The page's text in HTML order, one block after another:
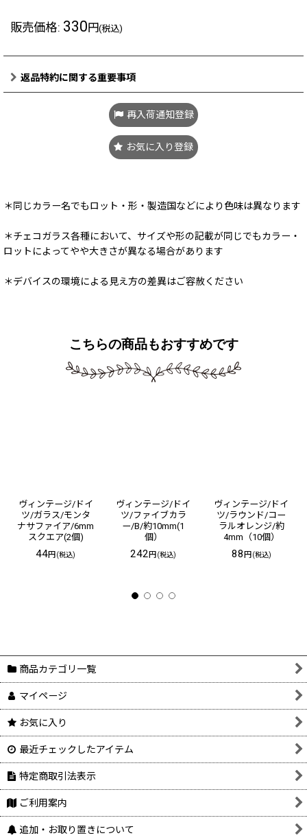
販売価格: 330円(税込)
返品特約に関する重要事項
再入荷通知登録
お気に入り登録
＊同じカラー名でもロット・形・製造国などにより色味は異なります
＊チェコガラス各種において、サイズや形の記載が同じでもカラー・
ロットによってやや大きさが異なる場合があります
＊デバイスの環境による見え方の差異はご容赦ください
こちらの商品もおすすめです
ヴィンテージ/ドイ
ツ/ガラス/モンタ
ナサファイア/6mm
スクエア(2個)
44円(税込)
ヴィンテージ/ドイ
ツ/ファイブカラ
ー/B/約10mm(1
個）
242円(税込)
ヴィンテージ/ドイ
ツ/ラウンド/コー
ラルオレンジ/約
4mm（10個）
88円(税込)
商品カテゴリ一覧
マイページ
お気に入り
最近チェックしたアイテム
特定商取引法表示
ご利用案内
追加・お取り置きについて